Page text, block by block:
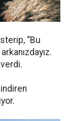
“Bu